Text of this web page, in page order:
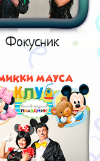
Фокусник